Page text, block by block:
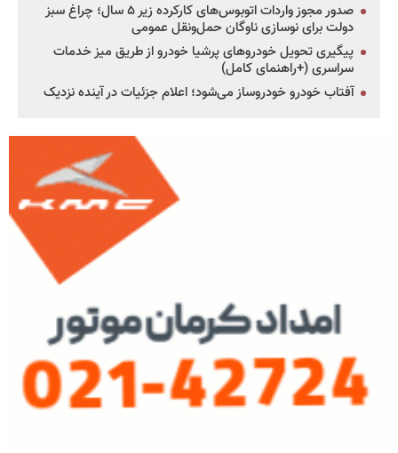
صدور مجوز واردات اتوبوس‌های کارکرده زیر ۵ سال؛ چراغ سبز
دولت برای نوسازی ناوگان حمل‌ونقل عمومی
پیگیری تحویل خودروهای پرشیا خودرو از طریق میز خدمات
سراسری (+راهنمای کامل)
آفتاب خودرو خودروساز می‌شود؛ اعلام جزئیات در آینده نزدیک